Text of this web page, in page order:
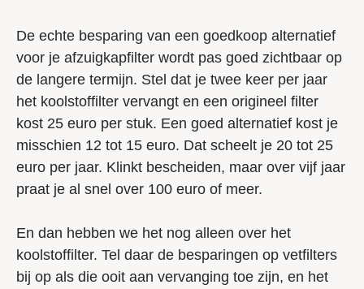
De echte besparing van een goedkoop alternatief
voor je afzuigkapfilter wordt pas goed zichtbaar op
de langere termijn. Stel dat je twee keer per jaar
het koolstoffilter vervangt en een origineel filter
kost 25 euro per stuk. Een goed alternatief kost je
misschien 12 tot 15 euro. Dat scheelt je 20 tot 25
euro per jaar. Klinkt bescheiden, maar over vijf jaar
praat je al snel over 100 euro of meer.
En dan hebben we het nog alleen over het
koolstoffilter. Tel daar de besparingen op vetfilters
bij op als die ooit aan vervanging toe zijn, en het